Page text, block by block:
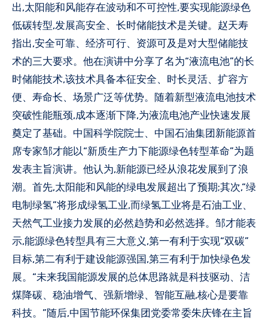
出,太阳能和风能存在波动和不可控性,要实现能源绿色
低碳转型,发展高安全、长时储能技术是关键。赵天寿
指出,安全可靠、经济可行、资源可及是对大型储能技
术的三大要求。他在演讲中分享了名为“液流电池”的长
时储能技术,该技术具备本征安全、时长灵活、扩容方
便、寿命长、场景广泛等优势。随着新型液流电池技术
突破性能瓶颈,成本逐渐下降,为液流电池产业快速发展
奠定了基础。中国科学院院士、中国石油集团新能源首
席专家邹才能以“新质生产力下能源绿色转型革命”为题
发表主旨演讲。他认为,新能源已经从浪花发展到了浪
潮。首先,太阳能和风能的绿电发展超出了预期;其次,“绿
电制绿氢”将形成绿氢工业,而绿氢工业将是石油工业、
天然气工业接力发展的必然趋势和必然选择。邹才能表
示,能源绿色转型具有三大意义,第一有利于实现“双碳”
目标,第二有利于建设能源强国,第三有利于加快绿色发
展。“未来我国能源发展的总体思路就是科技驱动、洁
煤降碳、稳油增气、强新增绿、智能互融,核心是要靠
科技。”随后,中国节能环保集团党委常委朱庆锋在主旨